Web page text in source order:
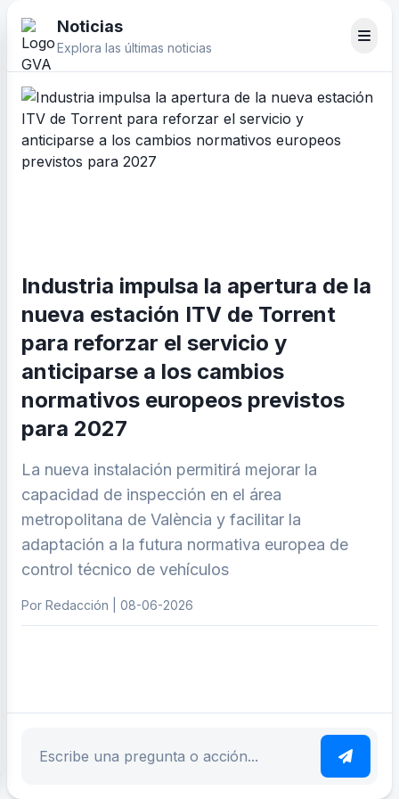
Noticias
Explora las últimas noticias
Industria impulsa la apertura de la
nueva estación ITV de Torrent
para reforzar el servicio y
anticiparse a los cambios
normativos europeos previstos
para 2027
La nueva instalación permitirá mejorar la
capacidad de inspección en el área
metropolitana de València y facilitar la
adaptación a la futura normativa europea de
control técnico de vehículos
Por Redacción | 08-06-2026
Escribe tu pregunta